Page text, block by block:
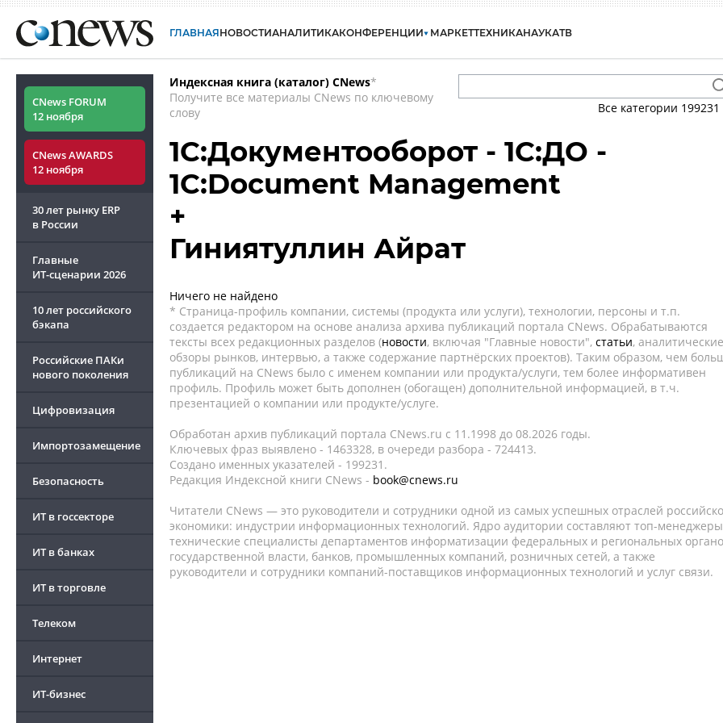
ГЛАВНАЯНОВОСТИАНАЛИТИКАКОНФЕРЕНЦИИ МАРКЕТТЕХНИКАНАУКАТВ
CNews FORUM
12 ноября
CNews AWARDS
12 ноября
30 лет рынку ERP
в России
Главные
ИТ-сценарии 2026
10 лет российского
бэкапа
Российские ПАКи
нового поколения
Цифровизация
Импортозамещение
Безопасность
ИТ в госсекторе
ИТ в банках
ИТ в торговле
Телеком
Интернет
ИТ-бизнес
Индексная книга (каталог) CNews*
Получите все материалы CNews по ключевому
слову
Все категории 199231
1С:Документооборот - 1С:ДО -
1C:Document Management
+
Гиниятуллин Айрат
Ничего не найдено
* Страница-профиль компании, системы (продукта или услуги), технологии, персоны и т.п.
создается редактором на основе анализа архива публикаций портала CNews. Обрабатываются
тексты всех редакционных разделов (новости, включая "Главные новости", статьи, аналитические
обзоры рынков, интервью, а также содержание партнёрских проектов). Таким образом, чем
публикаций на CNews было с именем компании или продукта/услуги, тем более информативен
профиль. Профиль может быть дополнен (обогащен) дополнительной информацией, в т.ч.
презентацией о компании или продукте/услуге.
Обработан архив публикаций портала CNews.ru c 11.1998 до 08.2026 годы.
Ключевых фраз выявлено - 1463328, в очереди разбора - 724413.
Создано именных указателей - 199231.
Редакция Индексной книги CNews - book@cnews.ru
Читатели CNews — это руководители и сотрудники одной из самых успешных отраслей
экономики: индустрии информационных технологий. Ядро аудитории составляют топ-
технические специалисты департаментов информатизации федеральных и региональных
государственной власти, банков, промышленных компаний, розничных сетей, а также
руководители и сотрудники компаний-поставщиков информационных технологий и услуг связи.